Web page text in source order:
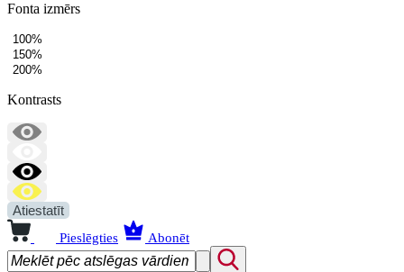
Fonta izmērs
100%
150%
200%
Kontrasts
Atiestatīt
Pieslēgties Abonēt